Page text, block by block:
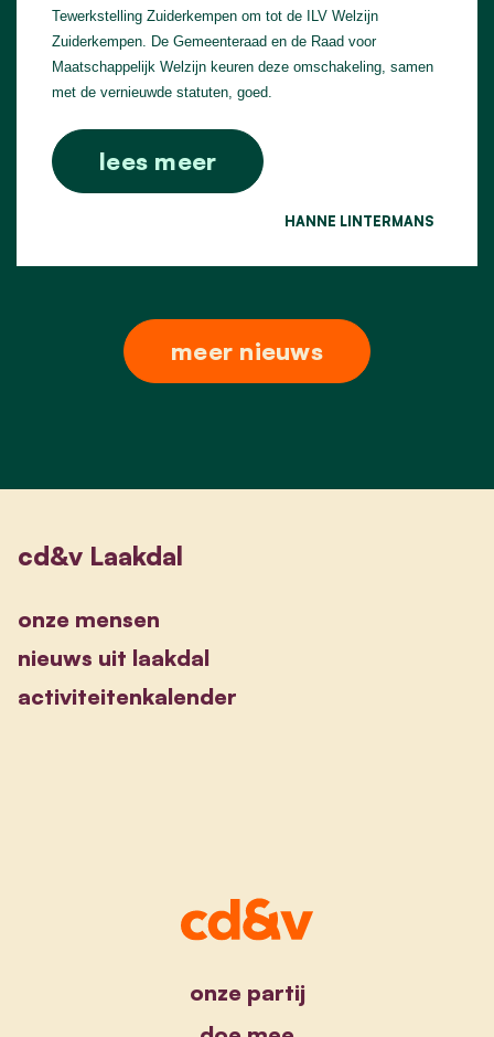
Tewerkstelling Zuiderkempen om tot de ILV Welzijn
Zuiderkempen. De Gemeenteraad en de Raad voor
Maatschappelijk Welzijn keuren deze omschakeling, samen
met de vernieuwde statuten, goed.
lees meer
HANNE LINTERMANS
meer nieuws
cd&v Laakdal
onze mensen
nieuws uit laakdal
activiteitenkalender
onze partij